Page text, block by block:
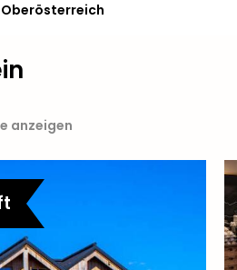
anzeigen